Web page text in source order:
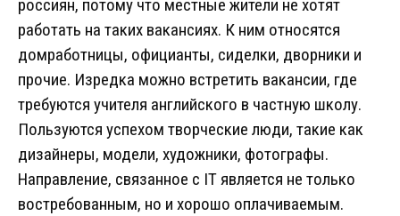
россиян, потому что местные жители не хотят
работать на таких вакансиях. К ним относятся
домработницы, официанты, сиделки, дворники и
прочие. Изредка можно встретить вакансии, где
требуются учителя английского в частную школу.
Пользуются успехом творческие люди, такие как
дизайнеры, модели, художники, фотографы.
Направление, связанное с IT является не только
востребованным, но и хорошо оплачиваемым.